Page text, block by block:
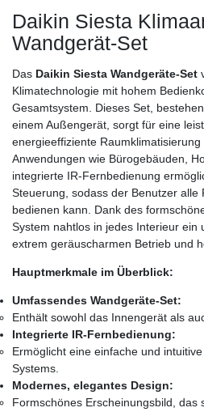
Daikin Siesta
Wandgerät-Set
Das Daikin Siesta Wandgeräte-Set
Klimatechnologie mit hohem
Gesamtsystem. Dieses Set,
einem Außengerät, sorgt für eine
energieeffiziente
Anwendungen wie Bürogebäuden,
integrierte IR-Fernbedienung
Steuerung, sodass der Benutzer alle
bedienen kann. Dank des
System nahtlos in jedes Interieur ein
extrem geräuscharmen Betrieb und
Hauptmerkmale im Überblick:
Umfassendes Wandgeräte-Set:
Enthält sowohl das Innengerät als
Integrierte IR-Fernbedienung:
Ermöglicht eine einfache und
Systems.
Modernes, elegantes Design:
Formschönes Erscheinungsbild, das